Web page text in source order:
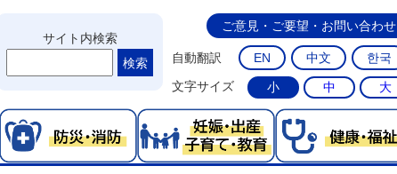
サイト内検索
検索
ご意見・ご要望・お問い合わせ
自動翻訳 EN 中文
한국
文字サイズ
小 中 大